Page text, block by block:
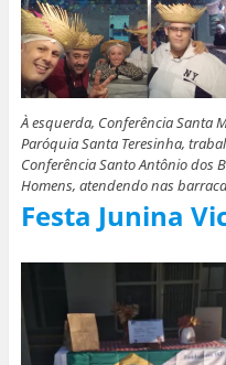
À esquerda, Conferência Santa
Paróquia Santa Teresinha,
Conferência Santo Antônio dos
Homens, atendendo nas
Festa Junina